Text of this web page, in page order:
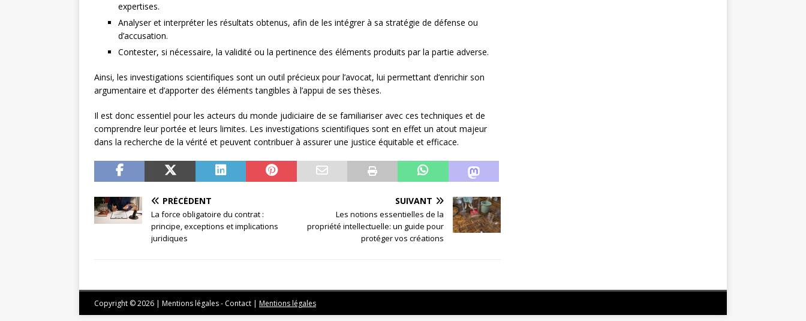
expertises.
Analyser et interpréter les résultats obtenus, afin de les intégrer à sa stratégie de défense ou
d’accusation.
Contester, si nécessaire, la validité ou la pertinence des éléments produits par la partie adverse.
Ainsi, les investigations scientifiques sont un outil précieux pour l’avocat, lui permettant d’enrichir son
argumentaire et d’apporter des éléments tangibles à l’appui de ses thèses.
Il est donc essentiel pour les acteurs du monde judiciaire de se familiariser avec ces techniques et de
comprendre leur portée et leurs limites. Les investigations scientifiques sont en effet un atout majeur
dans la recherche de la vérité et peuvent contribuer à assurer une justice équitable et efficace.
PRÉCÉDENT
La force obligatoire du contrat :
principe, exceptions et implications
juridiques
SUIVANT
Les notions essentielles de la
propriété intellectuelle: un guide pour
protéger vos créations
Copyright © 2026 | Mentions légales - Contact | Mentions légales